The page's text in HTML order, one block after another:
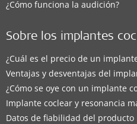
¿Cómo funciona la audición?
Sobre los implantes
¿Cuál es el precio de un
Ventajas y desventajas del
¿Cómo se oye con un implante
Implante coclear y resonancia
Datos de fiabilidad del producto